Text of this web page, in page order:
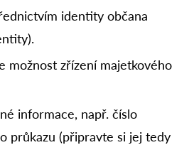
identity občana
možnost zřízení majetkového
informace, např. číslo
průkazu (připravte si jej tedy